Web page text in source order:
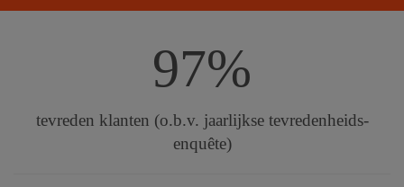
97%
tevreden klanten (o.b.v. jaarlijkse tevredenheids-
enquête)